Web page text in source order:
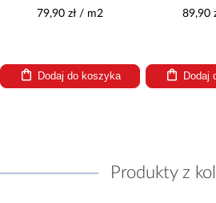
79,90 zł / m2
Dodaj do koszyka
89,90
Dodaj
Produkty z